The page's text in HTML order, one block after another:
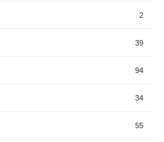
2
39
94
34
55